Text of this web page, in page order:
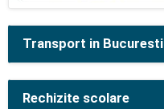
Transport in Bucuresti
Rechizite scolare